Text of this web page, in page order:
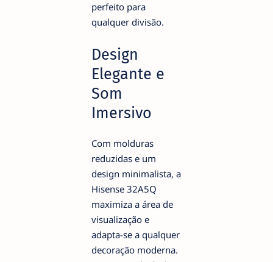
perfeito para
qualquer divisão.
Design
Elegante e
Som
Imersivo
Com molduras
reduzidas e um
design minimalista, a
Hisense 32A5Q
maximiza a área de
visualização e
adapta-se a qualquer
decoração moderna.